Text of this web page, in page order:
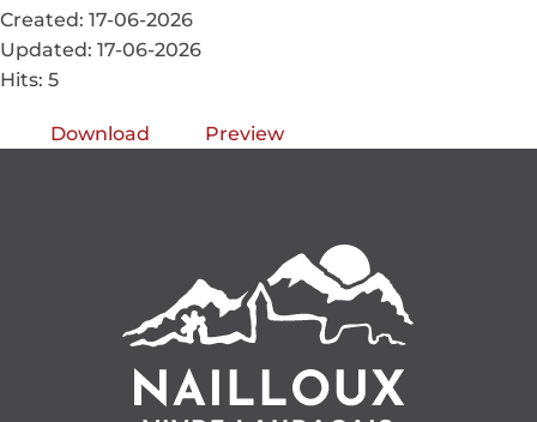
Created: 17-06-2026
Updated: 17-06-2026
Hits: 5
Download Preview